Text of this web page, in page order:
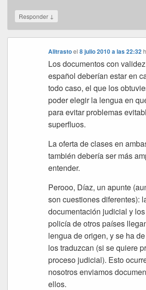
Responder ↓
Alitrastoel8 julio 2010 a las 22:32
Los documentos con
español deberían estar en
todo caso, el que los
poder elegir la lengua en
para evitar problemas
superfluos.
La oferta de clases en
también debería ser más
entender.
Perooo, Díaz, un apunte
son cuestiones diferentes):
documentación judicial y
policía de otros países
lengua de origen, y se ha
los traduzcan (si se quiere
proceso judicial). Esto
nosotros enviamos
ellos.